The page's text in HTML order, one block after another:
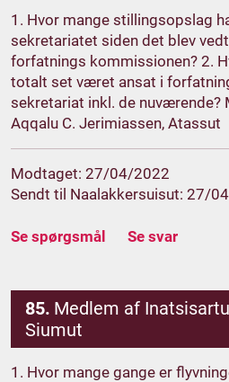
1. Hvor mange stillingsopslag
sekretariatet siden det blev
forfatnings kommissionen? 2.
totalt set været ansat i
sekretariat inkl. de nuværende?
Aqqalu C. Jerimiassen, Atassut
Modtaget: 27/04/2022
Sendt til Naalakkersuisut: 27/
Se spørgsmål Se svar
85. Medlem af
Siumut
1. Hvor mange gange er